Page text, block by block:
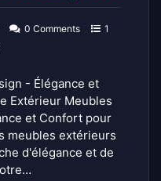
0 Comments
1
- Élégance et
Extérieur Meubles
et Confort pour
meubles extérieurs
d'élégance et de